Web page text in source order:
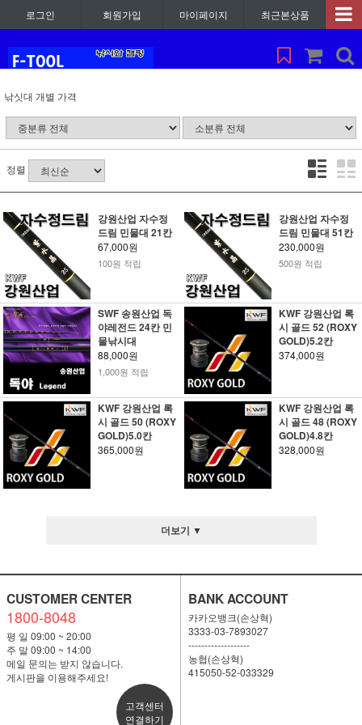
로그인 회원가입 마이페이지 최근본상품
낚싯대 개별 가격
정렬
강원산업 자수정
드림 민물대 21칸
67,000원
100원 적립
강원산업 자수정
드림 민물대 51칸
230,000원
500원 적립
SWF 송원산업 독
야레전드 24칸 민
물낚시대
88,000원
1,000원 적립
KWF 강원산업 록
시 골드 52 (ROXY
GOLD)5.2칸
374,000원
KWF 강원산업 록
시 골드 50 (ROXY
GOLD)5.0칸
365,000원
KWF 강원산업 록
시 골드 48 (ROXY
GOLD)4.8칸
328,000원
더보기 ▼
CUSTOMER CENTER
1800-8048
평 일 09:00 ~ 20:00
주 말 09:00 ~ 14:00
메일 문의는 받지 않습니다.
게시판을 이용해주세요!
고객센터
연결하기
BANK ACCOUNT
카카오뱅크(손상혁)
3333-03-7893027
-------------------
농협(손상혁)
415050-52-033329